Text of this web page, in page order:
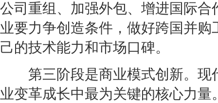
公司重组、加强外包、增进国际
业要力争创造条件，做好跨国并购
己的技术能力和市场口碑。
第三阶段是商业模式创新。 现
业变革成长中最为关键的核心力